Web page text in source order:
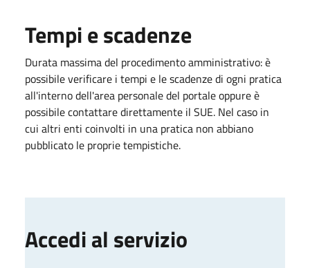
Tempi e scadenze
Durata massima del procedimento amministrativo: è
possibile verificare i tempi e le scadenze di ogni pratica
all'interno dell'area personale del portale oppure è
possibile contattare direttamente il SUE. Nel caso in
cui altri enti coinvolti in una pratica non abbiano
pubblicato le proprie tempistiche.
Accedi al servizio